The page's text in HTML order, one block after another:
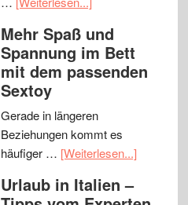
Mehr Spaß und
Spannung im Bett
mit dem passenden
Sextoy
Gerade in längeren
Beziehungen kommt es
häufiger … [Weiterlesen...]
Urlaub in Italien –